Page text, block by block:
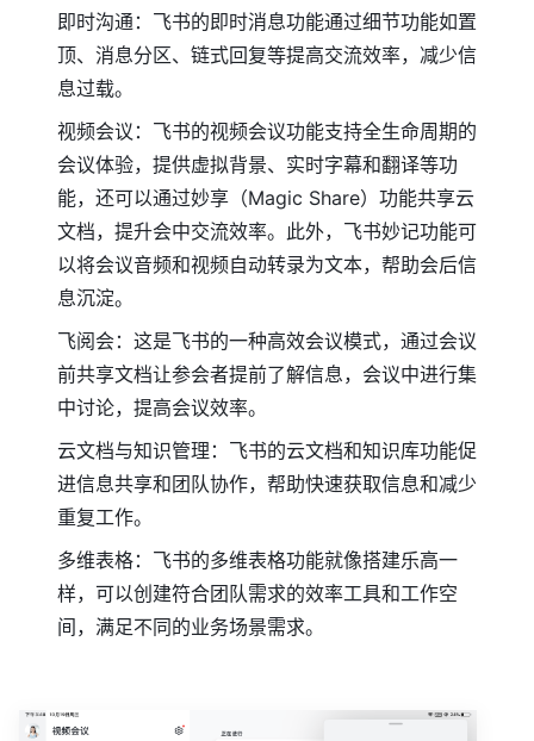
即时沟通：飞书的即时消息功能通过细节功能如置
顶、消息分区、链式回复等提高交流效率，减少信
息过载。
视频会议：飞书的视频会议功能支持全生命周期的
会议体验，提供虚拟背景、实时字幕和翻译等功
能，还可以通过妙享（Magic Share）功能共享云
文档，提升会中交流效率。此外，飞书妙记功能可
以将会议音频和视频自动转录为文本，帮助会后信
息沉淀。
飞阅会：这是飞书的一种高效会议模式，通过会议
前共享文档让参会者提前了解信息，会议中进行集
中讨论，提高会议效率。
云文档与知识管理：飞书的云文档和知识库功能促
进信息共享和团队协作，帮助快速获取信息和减少
重复工作。
多维表格：飞书的多维表格功能就像搭建乐高一
样，可以创建符合团队需求的效率工具和工作空
间，满足不同的业务场景需求。